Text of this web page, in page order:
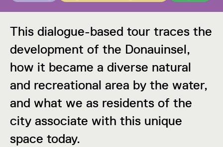
This dialogue-based tour traces the
development of the Donauinsel,
how it became a diverse natural
and recreational area by the water,
and what we as residents of the
city associate with this unique
space today.